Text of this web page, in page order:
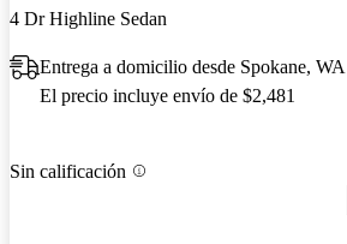
4 Dr Highline Sedan
Entrega a domicilio desde Spokane, WA
El precio incluye envío de $2,481
Sin calificación